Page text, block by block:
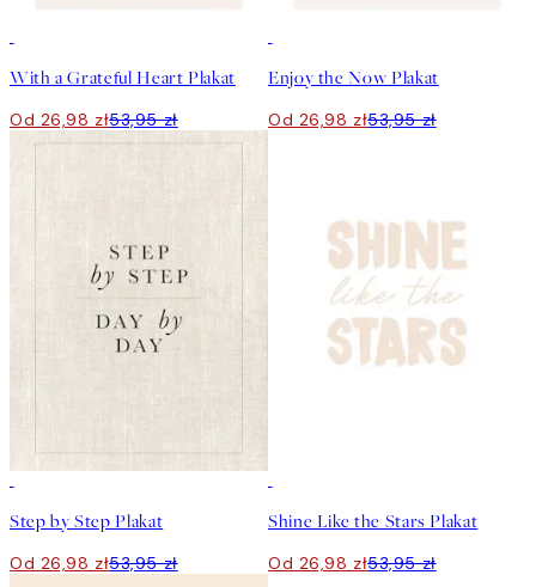
With a Grateful Heart Plakat
Od 26,98 zł53,95 zł
Enjoy the Now Plakat
Od 26,98 zł53,95 zł
Step by Step Plakat
Od 26,98 zł53,95 zł
Shine Like the Stars Plakat
Od 26,98 zł53,95 zł